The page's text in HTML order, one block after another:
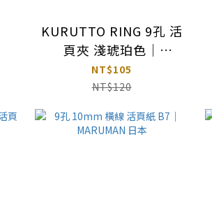
KURUTTO RING 9孔 活
頁夾 淺琥珀色｜
MARUMAN 日本
NT$105
NT$120